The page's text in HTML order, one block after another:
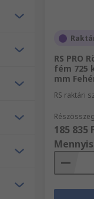
RS PRO
fém 725
mm
RS raktári
185 835